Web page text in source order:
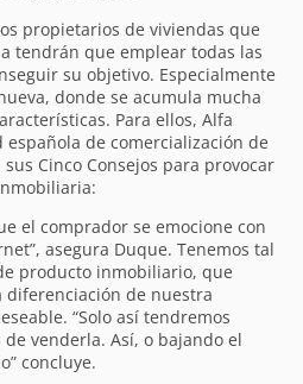
propietarios de viviendas que
tendrán que emplear todas las
su objetivo. Especialmente
donde se acumula mucha
Para ellos, Alfa
de comercialización de
Cinco Consejos para provocar
el comprador se emocione con
asegura Duque. Tenemos tal
producto inmobiliario, que
diferenciación de nuestra
“Solo así tendremos
venderla. Así, o bajando el
concluye.